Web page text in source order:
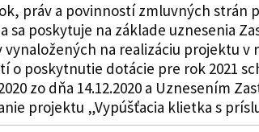
práv a povinností zmluvných strán
sa poskytuje na základe uznesenia
na realizáciu projektu
o poskytnutie dotácie pre rok 2021
zo dňa 14.12.2020 a Uznesením
projektu „Vypúšťacia klietka s